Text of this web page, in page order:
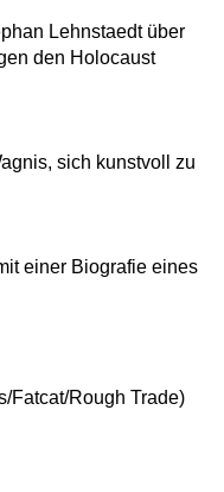
Lehnstaedt über
den Holocaust
sich kunstvoll zu
einer Biografie eines
Fatcat/Rough Trade)